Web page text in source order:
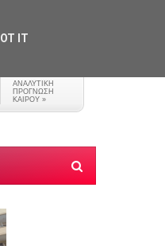
IT